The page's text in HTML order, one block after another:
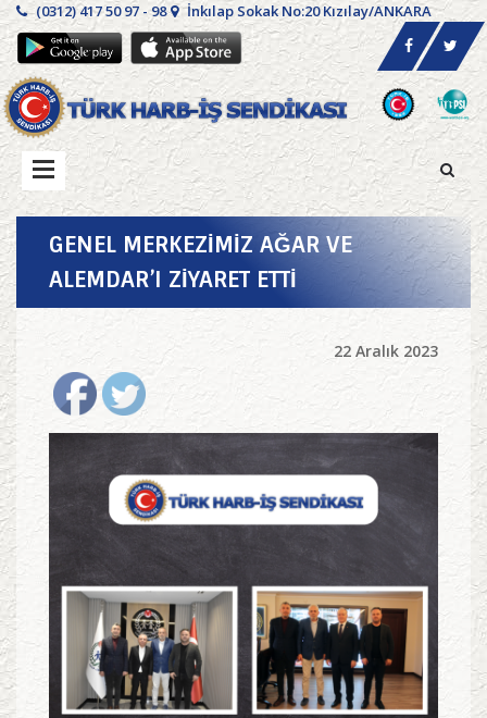
(0312) 417 50 97 - 98 İnkılap Sokak No:20 Kızılay/ANKARA
GENEL MERKEZİMİZ AĞAR VE
ALEMDAR’I ZİYARET ETTİ
22 Aralık 2023